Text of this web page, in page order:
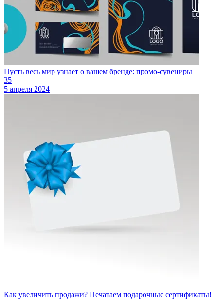
Пусть весь мир узнает о вашем бренде: промо-сувениры
35
5 апреля 2024
Как увеличить продажи? Печатаем подарочные сертификаты!